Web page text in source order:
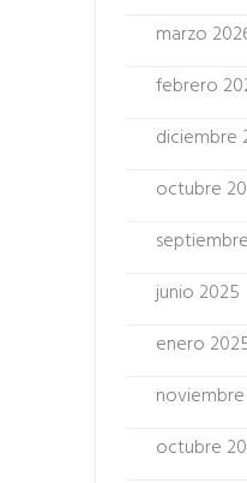
marzo
febrero
diciembre
octubre
junio 2025
enero
octubre